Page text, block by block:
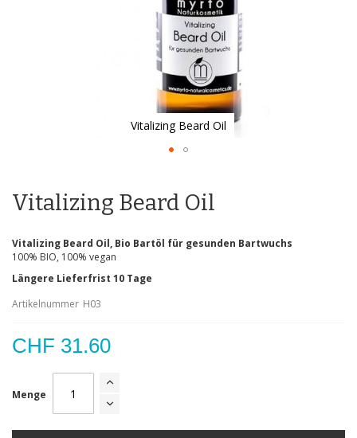
Vitalizing Beard Oil
der
Bildgalerie
Vitalizing Beard Oil
Vitalizing Beard Oil, Bio Bartöl für gesunden Bartwuchs
100% BIO, 100% vegan
Längere Lieferfrist 10 Tage
Artikelnummer H03
CHF 31.60
Menge